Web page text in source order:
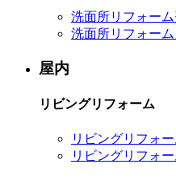
洗面所リフォー
洗面所リフォー
屋内
リビングリフォーム
リビングリフォ
リビングリフォ